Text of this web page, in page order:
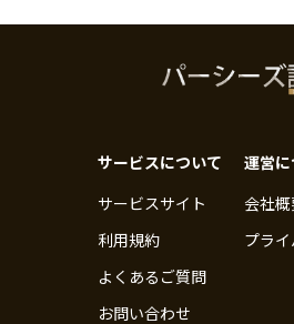
サービスについて
サービスサイト
利用規約
よくあるご質問
お問い合わせ
運営
会社
プラ